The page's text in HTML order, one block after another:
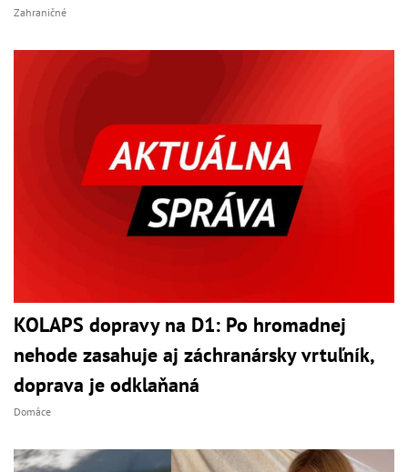
Zahraničné
KOLAPS dopravy na D1: Po hromadnej
nehode zasahuje aj záchranársky vrtuľník,
doprava je odklaňaná
Domáce